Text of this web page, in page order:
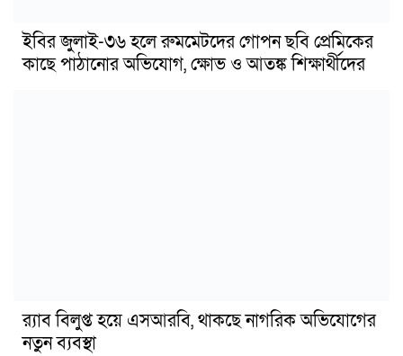
ইবির জুলাই-৩৬ হলে রুমমেটদের গোপন ছবি প্রেমিকের
কাছে পাঠানোর অভিযোগ, ক্ষোভ ও আতঙ্ক শিক্ষার্থীদের
র‍্যাব বিলুপ্ত হয়ে এসআরবি, থাকছে নাগরিক অভিযোগের
নতুন ব্যবস্থা